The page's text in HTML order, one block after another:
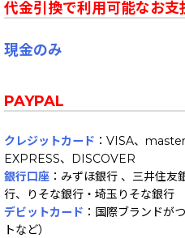
代金引換で利用可能なお
現金のみ
PAYPAL
クレジットカード ：VISA、
EXPRESS、DISCOVER
銀行口座 ：みずほ銀行 、三井住
行、りそな銀行・埼玉りそな銀行
デビットカード ：国際ブランドが
トなど）